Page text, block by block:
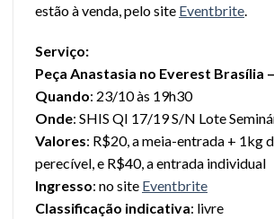
estão à venda, pelo site Eventbrite
Serviço:
Peça Anastasia no Everest Brasília
Quando: 23/10 às 19h30
Onde: SHIS QI 17/19 S/N Lote
Valores: R$20, a meia-entrada + 1kg
perecível, e R$40, a entrada individual
Ingresso: no site Eventbrite
Classificação indicativa: livre